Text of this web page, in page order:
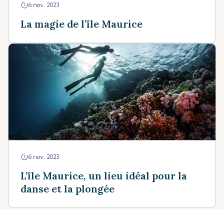
6 nov. 2023
La magie de l’île Maurice
6 nov. 2023
L’île Maurice, un lieu idéal pour la
danse et la plongée